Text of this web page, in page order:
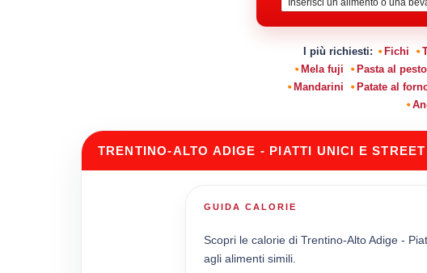
I più richiesti: Fichi
Mela fuji
Pasta al pesto
Mandarini
Patate al
TRENTINO-ALTO ADIGE - PIATTI UNICI E
GUIDA CALORIE
Scopri le calorie di Trentino-Alto Adige -
agli alimenti simili.